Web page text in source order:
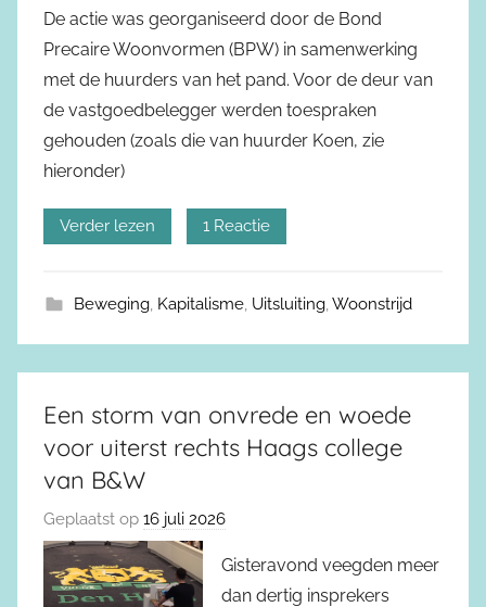
De actie was georganiseerd door de Bond
Precaire Woonvormen (BPW) in samenwerking
met de huurders van het pand. Voor de deur van
de vastgoedbelegger werden toespraken
gehouden (zoals die van huurder Koen, zie
hieronder)
Verder lezen 1 Reactie
Beweging, Kapitalisme, Uitsluiting,Woonstrijd
Een storm van onvrede en woede
voor uiterst rechts Haags college
van B&W
Geplaatst op 16 juli 2026
Gisteravond veegden meer
dan dertig insprekers